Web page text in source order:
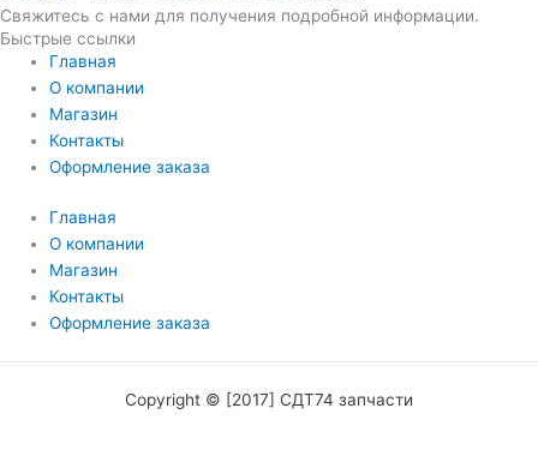
Свяжитесь с нами для получения подробной информации.
Быстрые ссылки
Главная
О компании
Магазин
Контакты
Оформление заказа
Главная
О компании
Магазин
Контакты
Оформление заказа
Copyright © [2017] СДТ74 запчасти